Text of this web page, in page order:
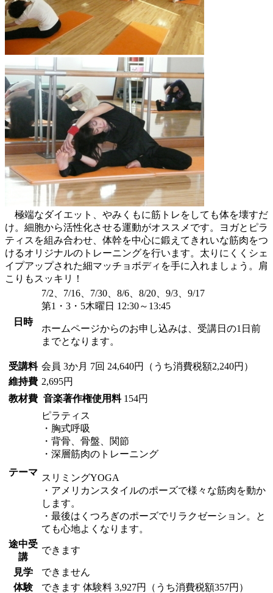
極端なダイエット、やみくもに筋トレをしても体を壊すだ
け。細胞から活性化させる運動がオススメです。ヨガとピラ
ティスを組み合わせ、体幹を中心に鍛えてきれいな筋肉をつ
けるオリジナルのトレーニングを行います。太りにくくシェ
イプアップされた細マッチョボディを手に入れましょう。肩
こりもスッキリ！
日時
7/2、7/16、7/30、8/6、8/20、9/3、9/17
第1・3・5木曜日 12:30～13:45
ホームページからのお申し込みは、受講日の1日前
までとなります。
受講料 会員 3か月 7回 24,640円（うち消費税額2,240円）
維持費 2,695円
教材費 音楽著作権使用料 154円
テーマ
ピラティス
・胸式呼吸
・背骨、骨盤、関節
・深層筋肉のトレーニング
スリミングYOGA
・アメリカンスタイルのポーズで様々な筋肉を動か
します。
・最後はくつろぎのポーズでリラクゼーション。と
ても心地よくなります。
途中受
講
できます
見学
できません
体験
できます 体験料 3,927円（うち消費税額357円）